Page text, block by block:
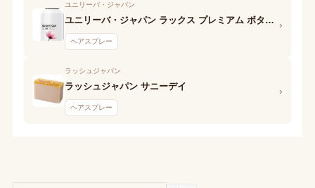
ユニリーバ・ジャパン
ユニリーバ・ジャパン ラックス プレミアム ボタニフィーク ナチュラルアレンジ ボリュームジェリーミスト
ヘアスプレー
›
ラッシュジャパン
ラッシュジャパン サニーデイ
ヘアスプレー
›